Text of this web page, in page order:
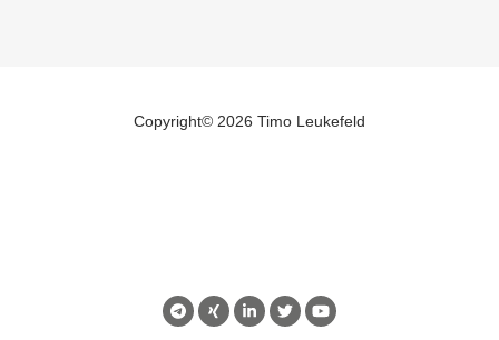
Copyright© 2026 Timo Leukefeld